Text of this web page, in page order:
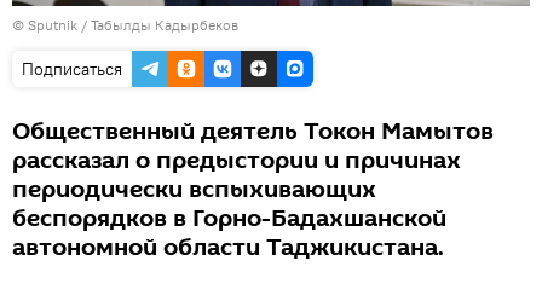
© Sputnik / Табылды Кадырбеков
Подписаться
Общественный деятель Токон Мамытов
рассказал о предыстории и причинах
периодически вспыхивающих
беспорядков в Горно-Бадахшанской
автономной области Таджикистана.